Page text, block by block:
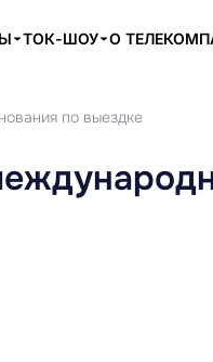
ТОК-ШОУ О
по выездке